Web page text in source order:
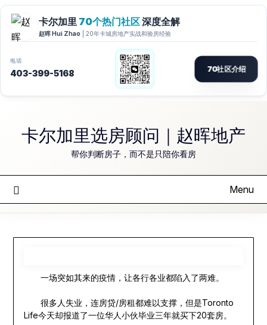
content卡尔加里选房顾问｜赵晖地产
帮你判断房子，而不是只陪你看房
Menu
一场突如其来的疫情，让各行各业都陷入了两难。
很多人失业，连房贷/房租都难以支撑，但是Toronto
Life今天却报道了一位华人小伙毕业三年就买下20套房。